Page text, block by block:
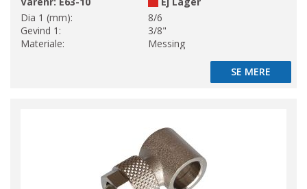
Dia 1 (mm):
8/6
Gevind 1:
3/8"
Materiale:
Messing
SE MERE
SE MERE